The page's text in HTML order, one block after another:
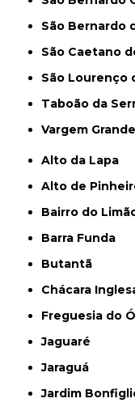
São Bernardo
São Caetano
São Lourenço
Taboão da
Vargem
Alto da Lapa
Alto de
Bairro do
Barra Funda
Butantã
Chácara
Freguesia do Ó
Jaguaré
Jaraguá
Jardim